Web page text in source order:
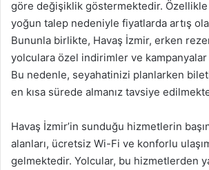
göre değişiklik göstermektedir.
yoğun talep nedeniyle fiyatlarda artış
Bununla birlikte, Havaş İzmir, erken
yolculara özel indirimler ve kampanyalar
Bu nedenle, seyahatinizi planlarken
en kısa sürede almanız tavsiye
Havaş İzmir’in sunduğu hizmetlerin
alanları, ücretsiz Wi-Fi ve konforlu
gelmektedir. Yolcular, bu hizmetlerden